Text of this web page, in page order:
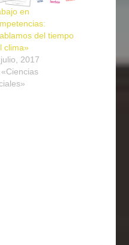
en
del tiempo
clima»
2017
«Ciencias